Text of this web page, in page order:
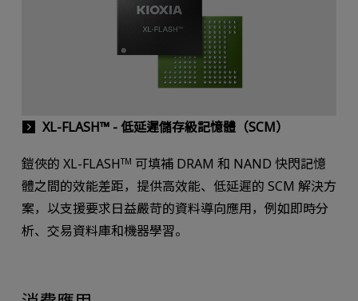
XL-FLASH™ - 低延遲儲存級記憶體（SCM）
鎧俠的 XL-FLASHTM 可填補 DRAM 和 NAND 快閃記憶
體之間的效能差距，提供高效能、低延遲的 SCM 解決方
案，以支援要求日益嚴苛的資料導向應用，例如即時分
析、交易資料庫和機器學習。